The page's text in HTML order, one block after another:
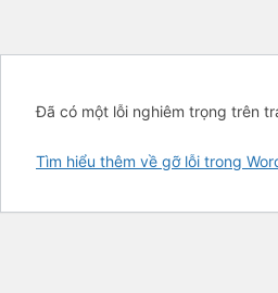
Đã có một lỗi nghiêm trọng trên
Tìm hiểu thêm về gỡ lỗi trong